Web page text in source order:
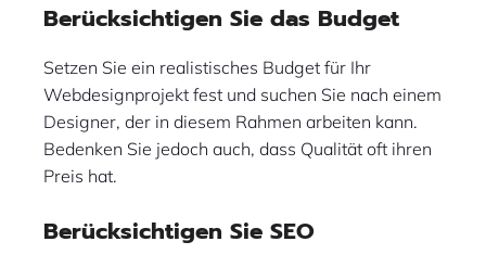
Berücksichtigen Sie das Budget
Setzen Sie ein realistisches Budget für Ihr
Webdesignprojekt fest und suchen Sie nach einem
Designer, der in diesem Rahmen arbeiten kann.
Bedenken Sie jedoch auch, dass Qualität oft ihren
Preis hat.
Berücksichtigen Sie SEO